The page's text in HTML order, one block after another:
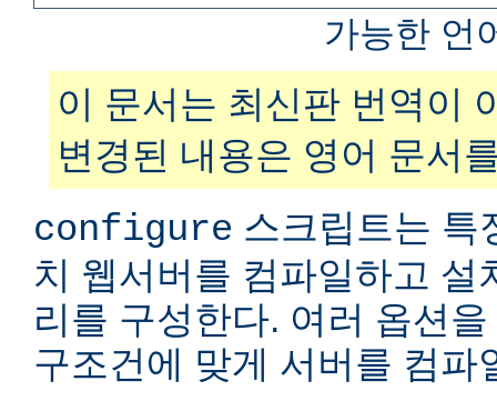
가능한 언
이 문서는 최신판 번역이
변경된 내용은 영어 문서
configure 스크립트는 특
치 웹서버를 컴파일하고 설
리를 구성한다. 여러 옵션
구조건에 맞게 서버를 컴파